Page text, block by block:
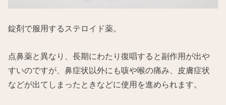
錠剤で服用するステロイド薬。
点鼻薬と異なり、長期にわたり復唱すると副作用が出や
すいのですが、鼻症状以外にも咳や喉の痛み、皮膚症状
などが出てしまったときなどに使用を進められます。